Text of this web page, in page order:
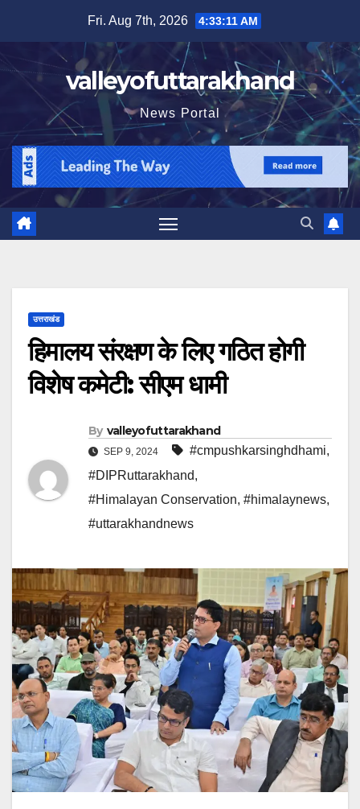
content
Fri. Aug 7th, 2026 4:33:13 AM
valleyofuttarakhand
News Portal
उत्तराखंड
हिमालय संरक्षण के लिए गठित होगी
विशेष कमेटी: सीएम धामी
By valleyofuttarakhand
SEP 9, 2024 #cmpushkarsinghdhami,
#DIPRuttarakhand,
#Himalayan Conservation, #himalaynews,
#uttarakhandnews